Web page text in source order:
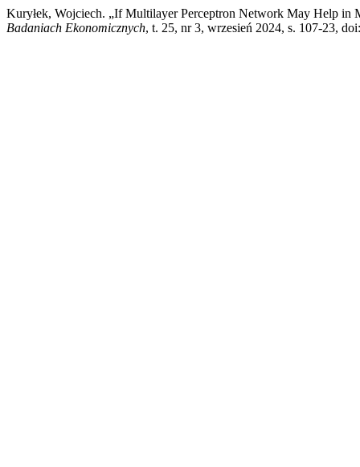
Kuryłek, Wojciech. „If Multilayer Perceptron Network May Help in
Badaniach Ekonomicznych, t. 25, nr 3, wrzesień 2024, s. 107-23,